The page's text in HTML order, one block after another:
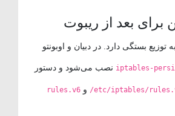
برای بعد از ریبوت
بستگی دارد. در دبیان و اوبونتو
iptables- نصب می‌شود و دستور
/etc/iptables/ و rules.v6